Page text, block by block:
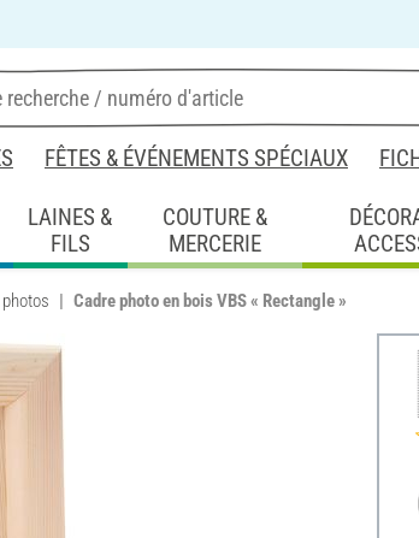
FÊTES & ÉVÉNEMENTS SPÉCIAUX
LAINES &
FILS
COUTURE &
MERCERIE
Cadre photo en bois VBS « Rectangle »